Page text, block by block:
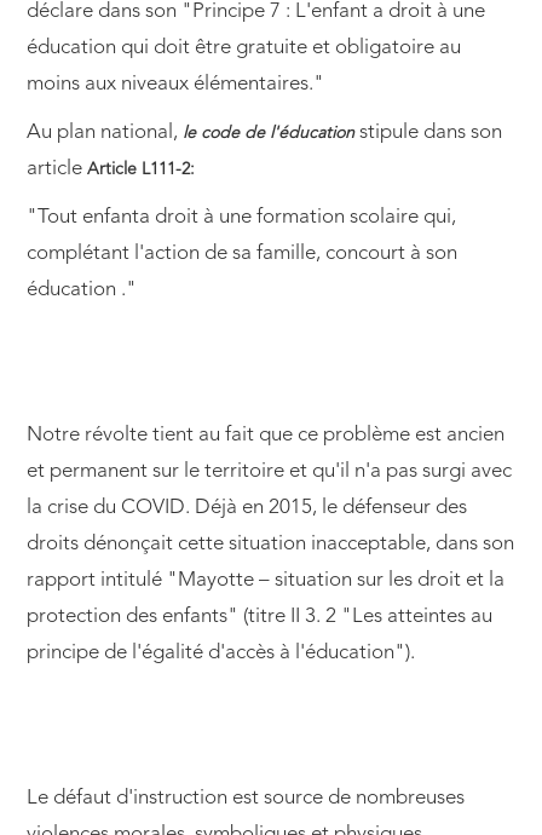
déclare dans son "Principe 7 : L'enfant a droit à une
éducation qui doit être gratuite et obligatoire au
moins aux niveaux élémentaires."
Au plan national, le code de l'éducationstipule dans son
articleArticle L111-2:
"Tout enfanta droit à une formation scolaire qui,
complétant l'action de sa famille, concourt à son
éducation ."
Notre révolte tient au fait que ce problème est ancien
et permanent sur le territoire et qu'il n'a pas surgi avec
la crise du COVID. Déjà en 2015, le défenseur des
droits dénonçait cette situation inacceptable, dans son
rapport intitulé "Mayotte – situation sur les droit et la
protection des enfants" (titre II 3. 2 "Les atteintes au
principe de l'égalité d'accès à l'éducation").
Le défaut d'instruction est source de nombreuses